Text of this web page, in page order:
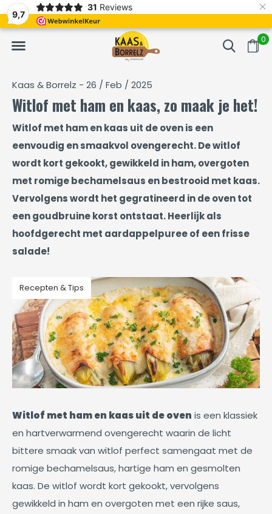
9,7
31 Reviews ×
0
gevacumeerd Vaak volgende dag geleverd
Kaas & Borrelz - 26 / Feb / 2025
Witlof met ham en kaas, zo maak je het!
Witlof met ham en kaas uit de oven is een
eenvoudig en smaakvol ovengerecht. De witlof
wordt kort gekookt, gewikkeld in ham, overgoten
met romige bechamelsaus en bestrooid met kaas.
Vervolgens wordt het gegratineerd in de oven tot
een goudbruine korst ontstaat. Heerlijk als
hoofdgerecht met aardappelpuree of een frisse
salade!
Recepten & Tips
Witlof met ham en kaas uit de oven is een klassiek
en hartverwarmend ovengerecht waarin de licht
bittere smaak van witlof perfect samengaat met de
romige bechamelsaus, hartige ham en gesmolten
kaas. De witlof wordt kort gekookt, vervolgens
gewikkeld in ham en overgoten met een rijke saus,